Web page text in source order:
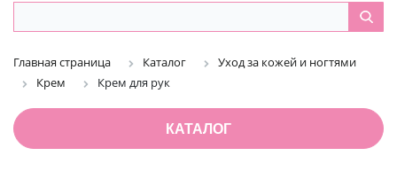
Главная страница Каталог
Уход за кожей и ногтями
Крем
Крем для рук
КАТАЛОГ